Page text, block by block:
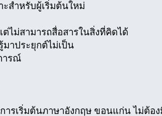
ะสำหรับผู้เริ่มต้นใหม่
ไม่สามารถสื่อสารในสิ่งที่คิดได้
มาประยุกต์ไม่เป็น
ารณ์
รเริ่มต้นภาษาอังกฤษ ขอนแก่น ไม่ต้อ